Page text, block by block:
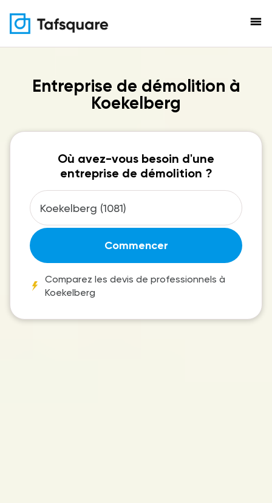
menu
Entreprise de démolition à
Koekelberg
Où avez-vous besoin d'une
entreprise de démolition ?
Commencer
Comparez les devis de professionnels à
Koekelberg